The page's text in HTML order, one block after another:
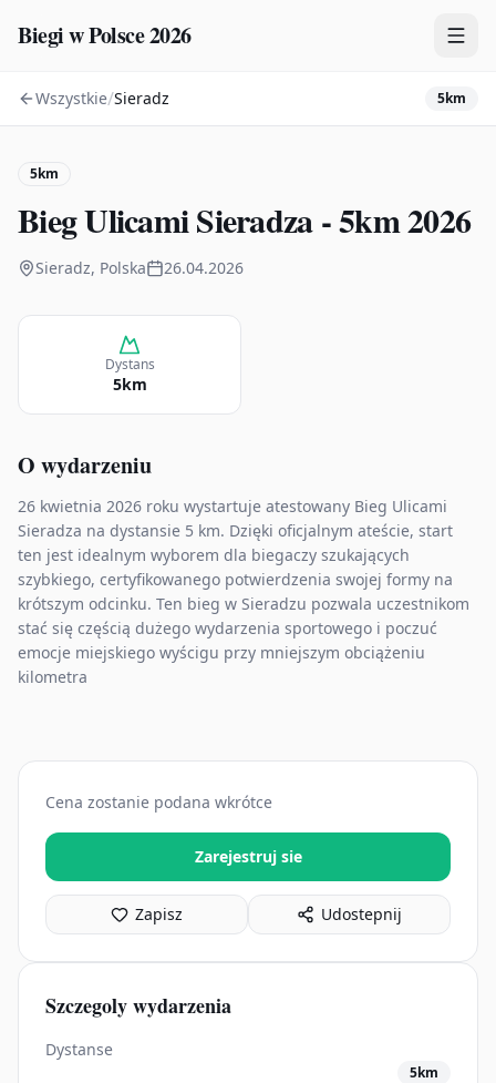
Biegi w Polsce 2026
Zawody
Kalendarz
Wszystkie/Sieradz 5km
5km
Bieg Ulicami Sieradza - 5km 2026
Sieradz, Polska 26.04.2026
Dystans
5km
O wydarzeniu
26 kwietnia 2026 roku wystartuje atestowany Bieg Ulicami
Sieradza na dystansie 5 km. Dzięki oficjalnym ateście, start
ten jest idealnym wyborem dla biegaczy szukających
szybkiego, certyfikowanego potwierdzenia swojej formy na
krótszym odcinku. Ten bieg w Sieradzu pozwala uczestnikom
stać się częścią dużego wydarzenia sportowego i poczuć
emocje miejskiego wyścigu przy mniejszym obciążeniu
kilometra
Cena zostanie podana wkrótce
Zarejestruj sie
Zapisz Udostepnij
Szczegoly wydarzenia
Dystanse
5km